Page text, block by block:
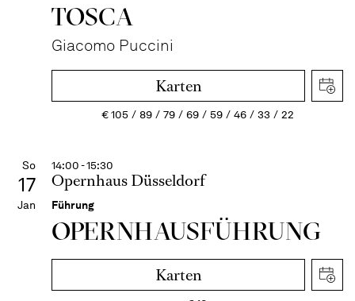
TOSCA
Giacomo Puccini
Karten
€105 89 79 69 59 46 33 22
So
17
Jan
14:00 - 15:30
Opernhaus Düsseldorf
Führung
OPERN­HAUS­FÜH­RUNG
Karten